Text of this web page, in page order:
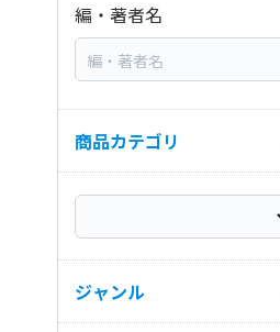
編・著者名
商品カテゴリ
ジャンル